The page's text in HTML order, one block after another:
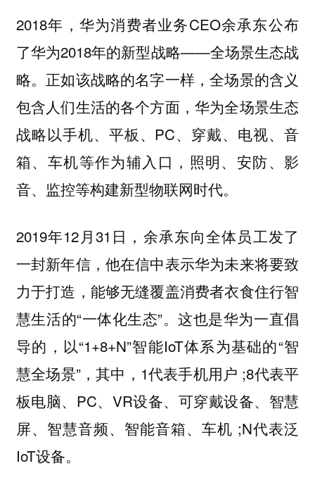
2018年，华为消费者业务CEO余承东公布
了华为2018年的新型战略——全场景生态战
略。正如该战略的名字一样，全场景的含义
包含人们生活的各个方面，华为全场景生态
战略以手机、平板、PC、穿戴、电视、音
箱、车机等作为辅入口，照明、安防、影
音、监控等构建新型物联网时代。
2019年12月31日，余承东向全体员工发了
一封新年信，他在信中表示华为未来将要致
力于打造，能够无缝覆盖消费者衣食住行智
慧生活的“一体化生态”。这也是华为一直倡
导的，以“1+8+N”智能IoT体系为基础的“智
慧全场景”，其中，1代表手机用户 ;8代表平
板电脑、PC、VR设备、可穿戴设备、智慧
屏、智慧音频、智能音箱、车机 ;N代表泛
IoT设备。